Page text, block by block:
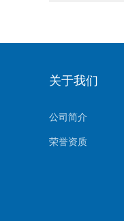
关于我们
公司简介
荣誉资质